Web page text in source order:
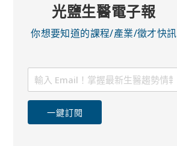
光鹽生醫電子報
你想要知道的課程/產業/徵才快訊
一鍵訂閱